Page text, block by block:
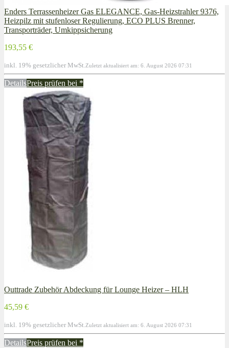
Enders Terrassenheizer Gas ELEGANCE, Gas-Heizstrahler 9376,
Heizpilz mit stufenloser Regulierung, ECO PLUS Brenner,
Transporträder, Umkippsicherung
193,55 €
inkl. 19% gesetzlicher MwSt. Zuletzt aktualisiert am: 6. August 2026 07:31
DetailsPreis prüfen bei *
Outtrade Zubehör Abdeckung für Lounge Heizer – HLH
45,59 €
inkl. 19% gesetzlicher MwSt. Zuletzt aktualisiert am: 6. August 2026 07:31
DetailsPreis prüfen bei *